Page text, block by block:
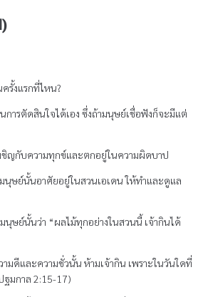
รั้งแรกที่ไหน?
การตัดสินใจได้เอง ซึ่งถ้ามนุษย์เชื่อฟังก็จะมีแต่
ชิญกับความทุกข์และตกอยู่ในความผิดบาป
นุษย์นั้นอาศัยอยู่ในสวนเอเดน ให้ทำและดูแล
นุษย์นั้นว่า “ผลไม้ทุกอย่างในสวนนี้ เจ้ากินได้
มดีและความชั่วนั้น ห้ามเจ้ากิน เพราะในวันใดที่
ฐมกาล 2:15-17)